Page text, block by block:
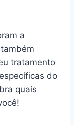
a
tratamento
do
quais